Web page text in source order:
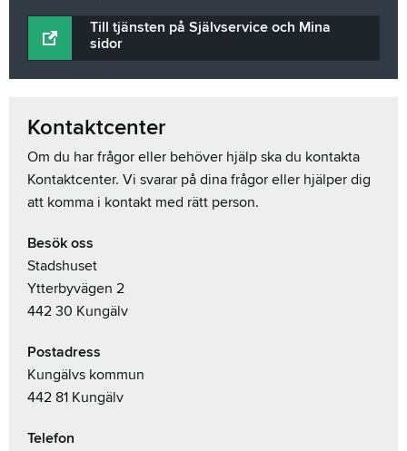
Till tjänsten på Självservice och Mina
sidor
Kontaktcenter
Om du har frågor eller behöver hjälp ska du kontakta
Kontaktcenter. Vi svarar på dina frågor eller hjälper dig
att komma i kontakt med rätt person.
Besök oss
Stadshuset
Ytterbyvägen 2
442 30 Kungälv
Postadress
Kungälvs kommun
442 81 Kungälv
Telefon